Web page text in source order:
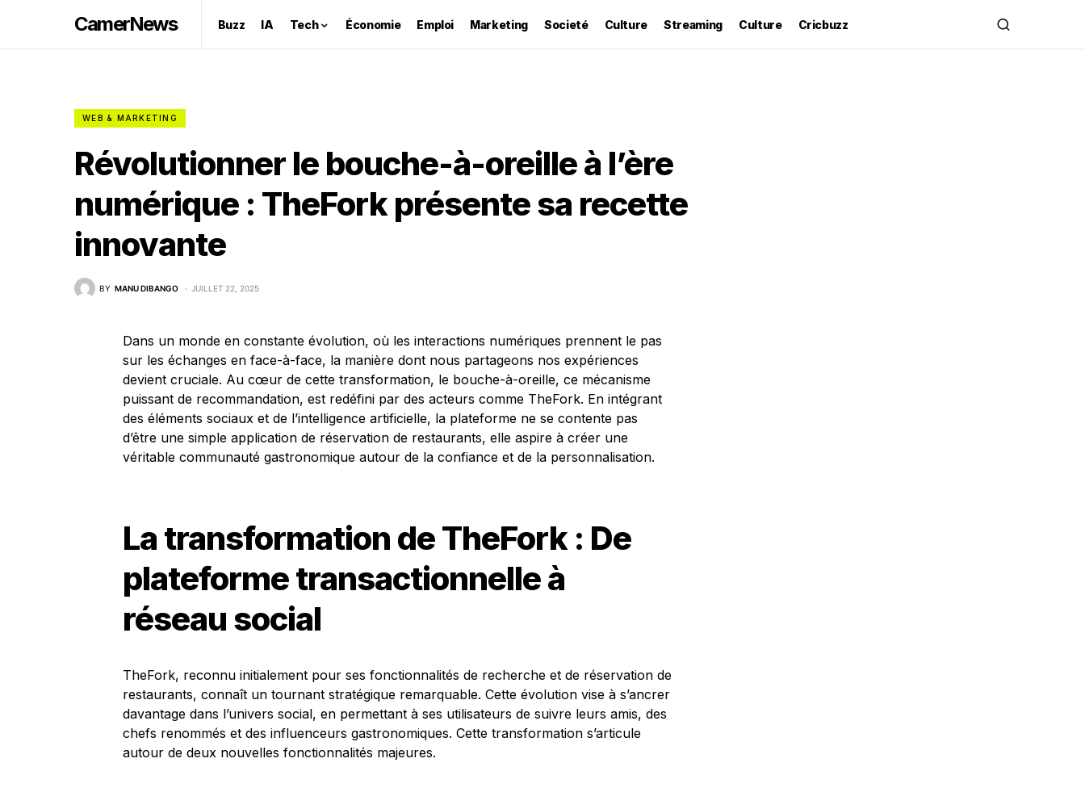
CamerNews Buzz IA Tech Économie Emploi Marketing Societé Culture Streaming Culture Cricbuzz
WEB & MARKETING
Révolutionner le bouche-à-oreille à l’ère
numérique : TheFork présente sa recette
innovante
BY MANU DIBANGO JUILLET 22, 2025
Dans un monde en constante évolution, où les interactions numériques prennent le pas
sur les échanges en face-à-face, la manière dont nous partageons nos expériences
devient cruciale. Au cœur de cette transformation, le bouche-à-oreille, ce mécanisme
puissant de recommandation, est redéfini par des acteurs comme TheFork. En intégrant
des éléments sociaux et de l’intelligence artificielle, la plateforme ne se contente pas
d’être une simple application de réservation de restaurants, elle aspire à créer une
véritable communauté gastronomique autour de la confiance et de la personnalisation.
La transformation de TheFork : De
plateforme transactionnelle à
réseau social
TheFork, reconnu initialement pour ses fonctionnalités de recherche et de réservation de
restaurants, connaît un tournant stratégique remarquable. Cette évolution vise à s’ancrer
davantage dans l’univers social, en permettant à ses utilisateurs de suivre leurs amis, des
chefs renommés et des influenceurs gastronomiques. Cette transformation s’articule
autour de deux nouvelles fonctionnalités majeures.